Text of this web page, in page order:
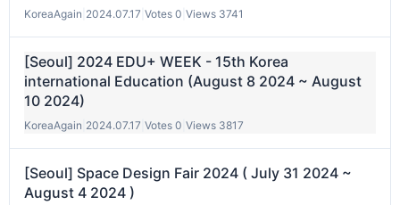
KoreaAgain 2024.07.17 Votes 0 Views 3741
[Seoul] 2024 EDU+ WEEK - 15th Korea
international Education (August 8 2024 ~ August
10 2024)
KoreaAgain 2024.07.17 Votes 0 Views 3817
[Seoul] Space Design Fair 2024 ( July 31 2024 ~
August 4 2024 )